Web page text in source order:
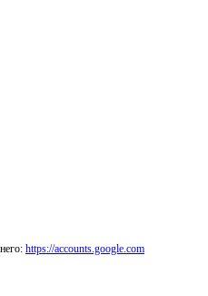
https://accounts.google.com